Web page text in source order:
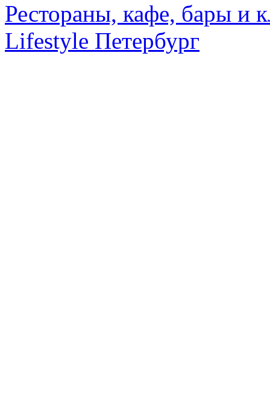
Рестораны, кафе, бары и
Lifestyle Петербург